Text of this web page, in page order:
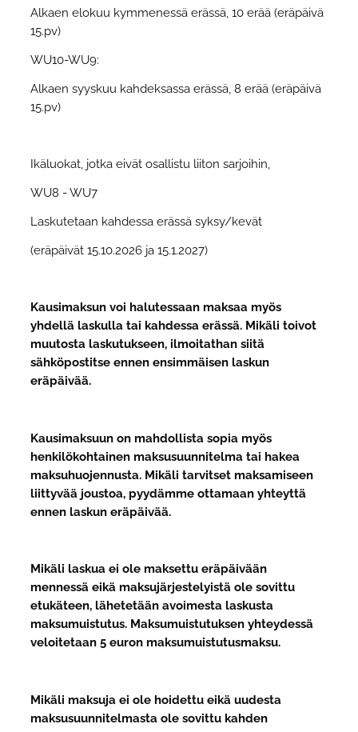
Alkaen elokuu kymmenessä erässä, 10 erää (eräpäivä
15.pv)
WU10-WU9:
Alkaen syyskuu kahdeksassa erässä, 8 erää (eräpäivä
15.pv)
Ikäluokat, jotka eivät osallistu liiton sarjoihin,
WU8 - WU7
Laskutetaan kahdessa erässä syksy/kevät
(eräpäivät 15.10.2026 ja 15.1.2027)
Kausimaksun voi halutessaan maksaa myös
yhdellä laskulla tai kahdessa erässä. Mikäli toivot
muutosta laskutukseen, ilmoitathan siitä
sähköpostitse ennen ensimmäisen laskun
eräpäivää.
Kausimaksuun on mahdollista sopia myös
henkilökohtainen maksusuunnitelma tai hakea
maksuhuojennusta. Mikäli tarvitset maksamiseen
liittyvää joustoa, pyydämme ottamaan yhteyttä
ennen laskun eräpäivää.
Mikäli laskua ei ole maksettu eräpäivään
mennessä eikä maksujärjestelyistä ole sovittu
etukäteen, lähetetään avoimesta laskusta
maksumuistutus. Maksumuistutuksen yhteydessä
veloitetaan 5 euron maksumuistutusmaksu.
Mikäli maksuja ei ole hoidettu eikä uudesta
maksusuunnitelmasta ole sovittu kahden